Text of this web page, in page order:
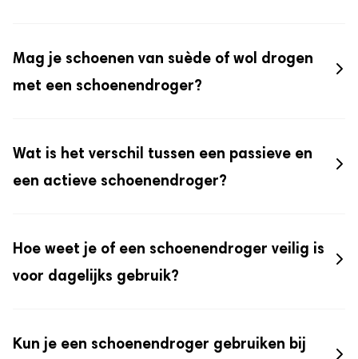
Mag je schoenen van suède of wol drogen
met een schoenendroger?
Wat is het verschil tussen een passieve en
een actieve schoenendroger?
Hoe weet je of een schoenendroger veilig is
voor dagelijks gebruik?
Kun je een schoenendroger gebruiken bij